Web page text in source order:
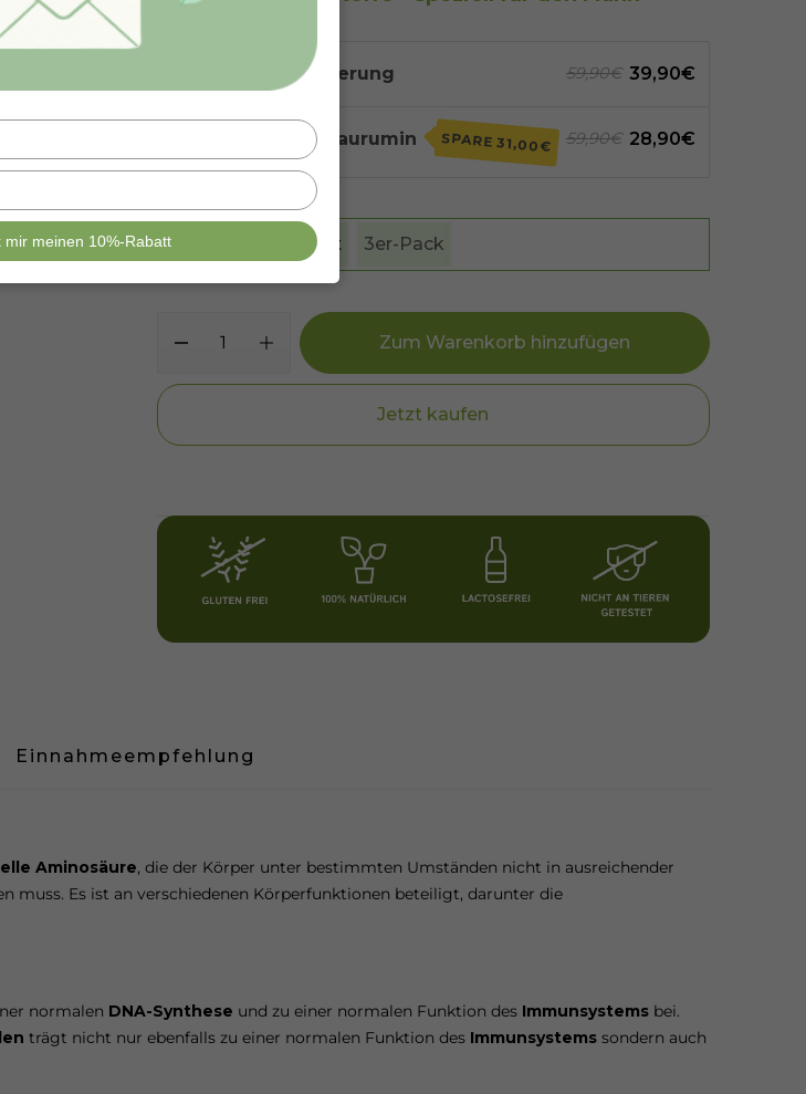
Einmalige Lieferung 59,90€ 39,90€
Monatsabo - Taurumin SPARE31,00€ 59,90€ 28,90€
MENGE: 1 Einheit 3er-Pack
Zum Warenkorb hinzufügen
Jetzt kaufen
Einnahmeempfehlung
Aminosäure, die der Körper unter bestimmten Umständen nicht in ausreichender
muss. Es ist an verschiedenen Körperfunktionen beteiligt, darunter die
normalen DNA-Synthese und zu einer normalen Funktion des Immunsystems bei.
trägt nicht nur ebenfalls zu einer normalen Funktion des Immunsystems sondern auch
your
your
mir meinen 10%-Rabatt